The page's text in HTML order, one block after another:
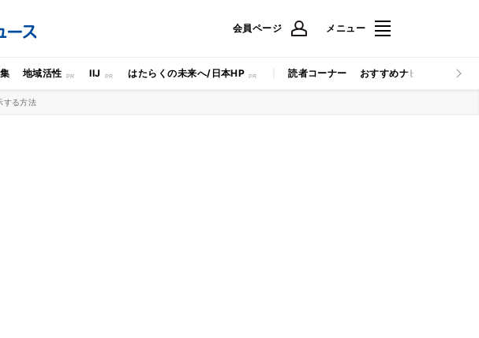
会員ページ メニュー
地域活性 IIJ はたらくの未来へ/日本HP 読者コーナー おすすめナビ マイナビ
する方法